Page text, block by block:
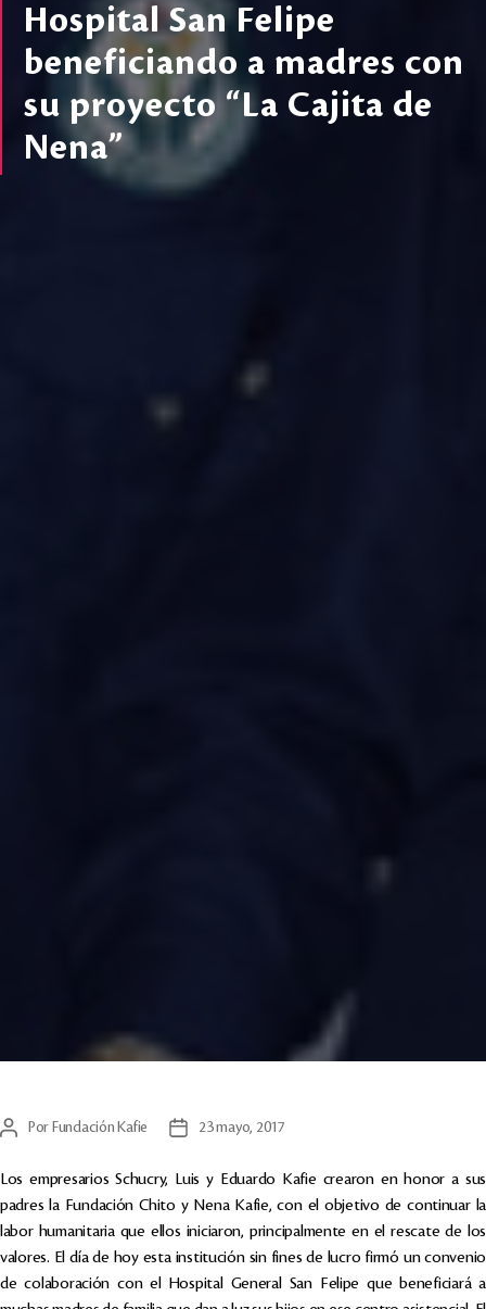
Hospital San Felipe
beneficiando a madres con
su proyecto “La Cajita de
Nena”
Autor
la
entrada
Por Fundación Kafie
Fecha
la
entrada
23 mayo, 2017
Los empresarios Schucry, Luis y Eduardo Kafie crearon en honor a sus
padres la Fundación Chito y Nena Kafie, con el objetivo de continuar la
labor humanitaria que ellos iniciaron, principalmente en el rescate de los
valores. El día de hoy esta institución sin fines de lucro firmó un convenio
de colaboración con el Hospital General San Felipe que beneficiará a